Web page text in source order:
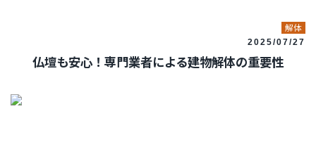
解体
2025/07/27
仏壇も安心！専門業者による建物解体の重要性